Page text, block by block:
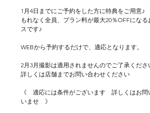
1月4日までにご予約をした方に特典をご用意♪
もれなく全員、プラン料が最大20％OFFにな
スです♪
WEBから予約するだけで、適応となります。
2月3月撮影は適用されませんのでご了承くださ
詳しくは店舗までお問い合わせください
《　適応には条件がございます　詳しくはお
いませ　》